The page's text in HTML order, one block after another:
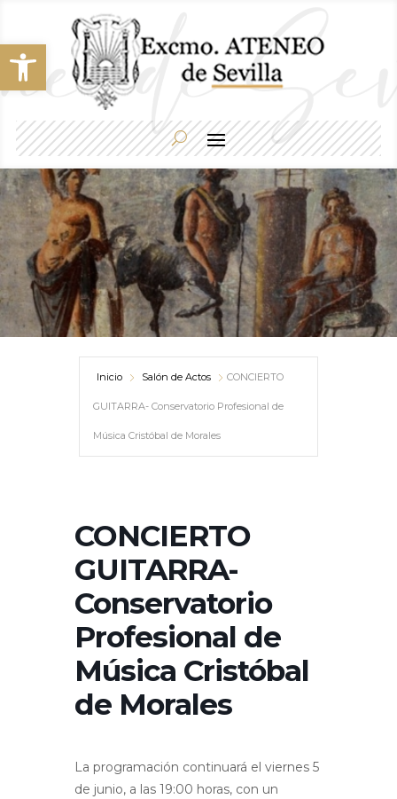
Abrir barra de herramientas
Inicio Salón de Actos CONCIERTO
GUITARRA- Conservatorio Profesional de
Música Cristóbal de Morales
CONCIERTO
GUITARRA-
Conservatorio
Profesional de
Música Cristóbal
de Morales
La programación continuará el viernes 5
de junio, a las 19:00 horas, con un